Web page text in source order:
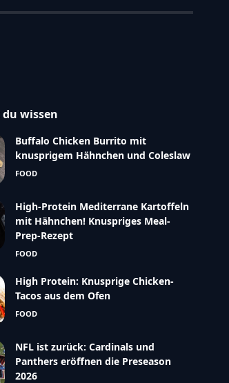
wissen
Buffalo Chicken Burrito mit
knusprigem Hähnchen und Coleslaw
FOOD
High-Protein Mediterrane Kartoffeln
mit Hähnchen! Knuspriges Meal-
Prep-Rezept
FOOD
High Protein: Knusprige Chicken-
Tacos aus dem Ofen
FOOD
NFL ist zurück: Cardinals und
Panthers eröffnen die Preseason
2026